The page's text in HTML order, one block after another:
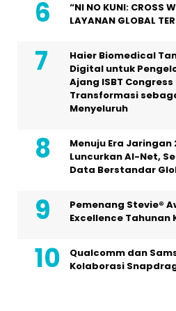
“NI NO KUNI: CROSS
LAYANAN GLOBAL
Haier Biomedical
Digital untuk
Ajang ISBT
Transformasi
Menyeluruh
Menuju Era Jaringan
Luncurkan AI-Net,
Data Berstandar
Pemenang Stevie®
Excellence
Qualcomm dan
Kolaborasi